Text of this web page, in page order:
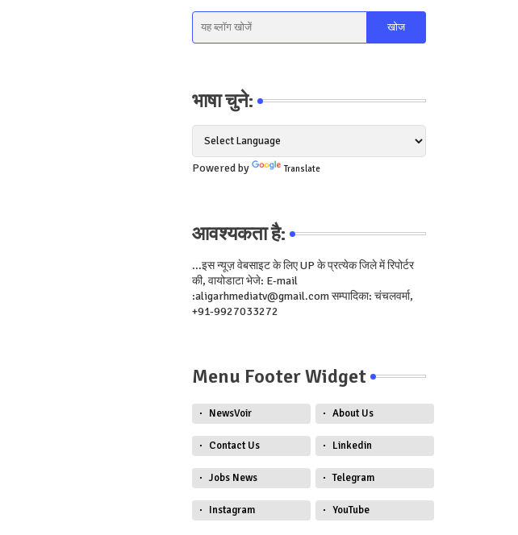
भाषा चुने:
Powered by Translate
आवश्यकता है:
...इस न्यूज़ वेबसाइट के लिए UP के प्रत्येक जिले में रिपोर्टर
की, वायोडाटा भेजे: E-mail
:aligarhmediatv@gmail.com सम्पादिका: चंचलवर्मा,
+91-9927033272
Menu Footer Widget
NewsVoir About Us
Contact Us Linkedin
Jobs News Telegram
Instagram YouTube